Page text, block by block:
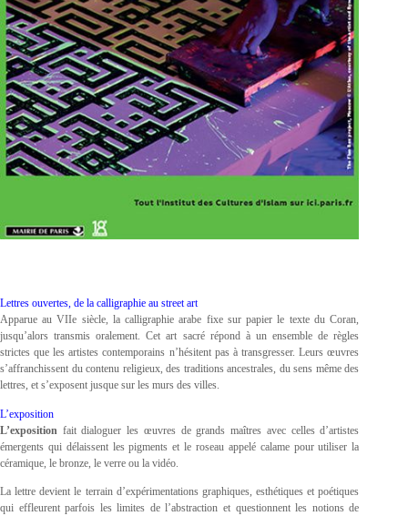
Lettres ouvertes, de la calligraphie au street art
Apparue au VIIe siècle, la calligraphie arabe fixe sur papier le texte du Coran,
jusqu’alors transmis oralement. Cet art sacré répond à un ensemble de règles
strictes que les artistes contemporains n’hésitent pas à transgresser. Leurs œuvres
s’affranchissent du contenu religieux, des traditions ancestrales, du sens même des
lettres, et s’exposent jusque sur les murs des villes.
L’exposition
L’exposition fait dialoguer les œuvres de grands maîtres avec celles d’artistes
émergents qui délaissent les pigments et le roseau appelé calame pour utiliser la
céramique, le bronze, le verre ou la vidéo.
La lettre devient le terrain d’expérimentations graphiques, esthétiques et poétiques
qui effleurent parfois les limites de l’abstraction et questionnent les notions de